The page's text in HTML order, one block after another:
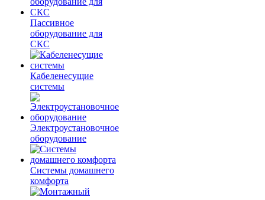
Пассивное
оборудование для
СКС
Кабеленесущие
системы
Электроустановочное
оборудование
Системы домашнего
комфорта